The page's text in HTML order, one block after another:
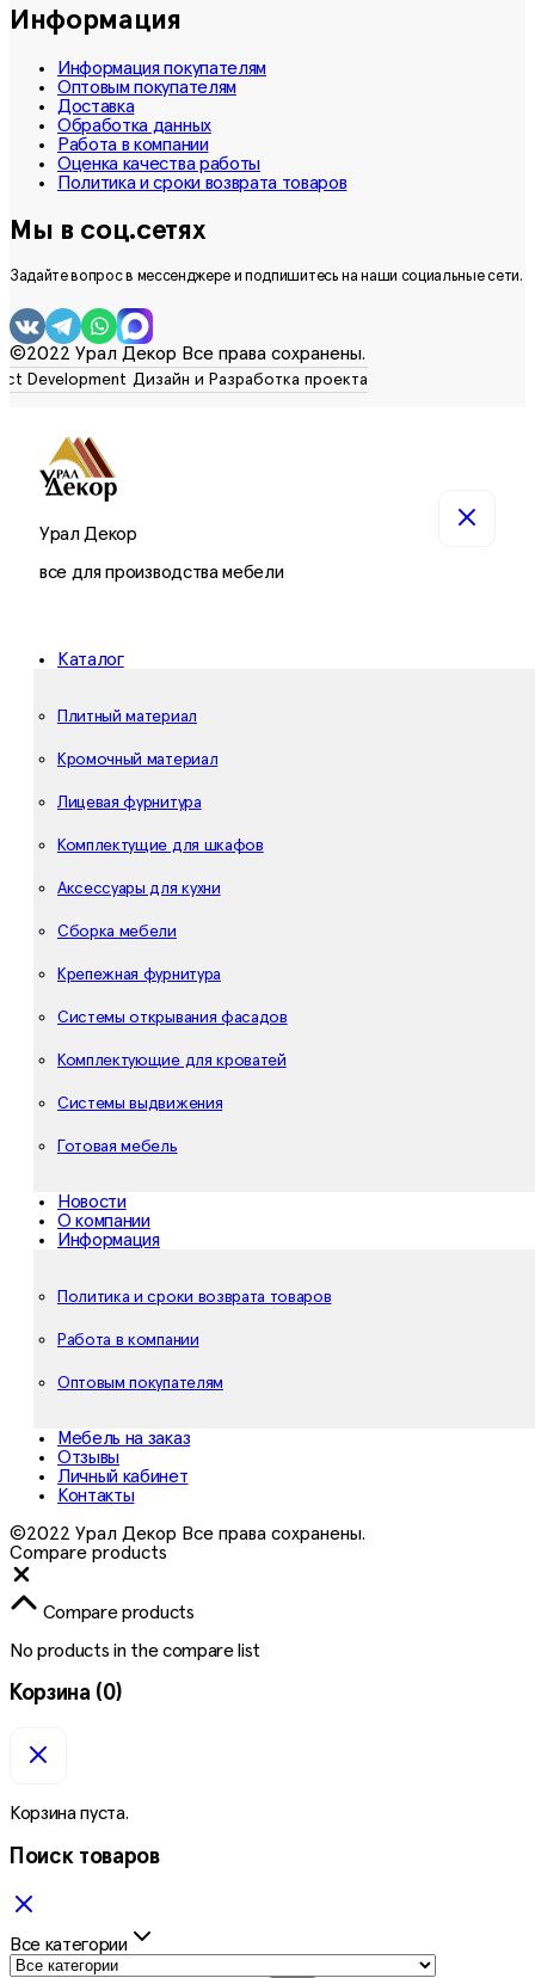
Информация
Информация покупателям
Оптовым покупателям
Доставка
Обработка данных
Работа в компании
Оценка качества работы
Политика и сроки возврата товаров
Мы в соц.сетях
Задайте вопрос в мессенджере и подпишитесь на наши социальные сети.
©2022 Урал Декор Все права сохранены.
Урал Декор
все для производства мебели
Каталог
Плитный материал
Кромочный материал
Лицевая фурнитура
Комплектущие для шкафов
Аксессуары для кухни
Сборка мебели
Крепежная фурнитура
Системы открывания фасадов
Комплектующие для кроватей
Системы выдвижения
Готовая мебель
Новости
О компании
Информация
Политика и сроки возврата товаров
Работа в компании
Оптовым покупателям
Мебель на заказ
Отзывы
Личный кабинет
Контакты
©2022 Урал Декор Все права сохранены.
Compare products
Compare products
No products in the compare list
Корзина (0)
Корзина пуста.
Поиск товаров
Все категории